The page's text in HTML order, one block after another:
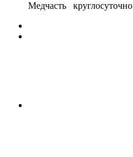
Медчасть круглосуточно